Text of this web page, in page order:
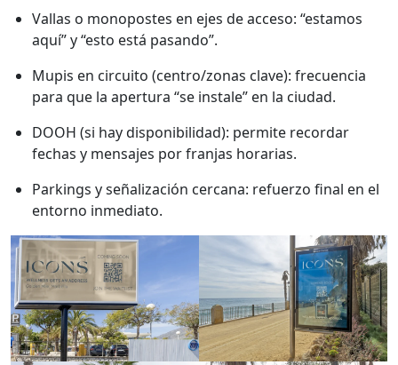
Vallas o monopostes en ejes de acceso: “estamos
aquí” y “esto está pasando”.
Mupis en circuito (centro/zonas clave): frecuencia
para que la apertura “se instale” en la ciudad.
DOOH (si hay disponibilidad): permite recordar
fechas y mensajes por franjas horarias.
Parkings y señalización cercana: refuerzo final en el
entorno inmediato.